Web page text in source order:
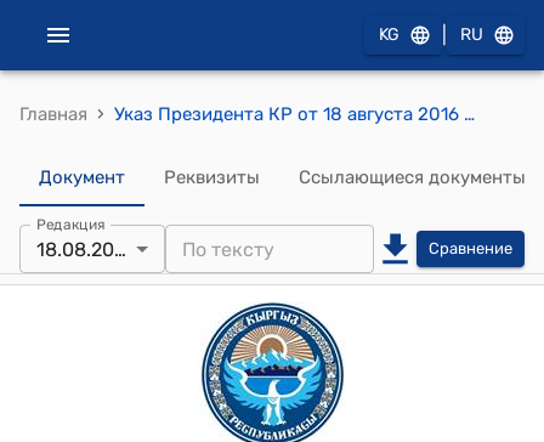
KG RU
Главная › Указ Президента КР от 18 августа 2016 года УП № 186 "О Султанове К.К."
Документ Реквизиты Ссылающиеся документы
Редакция
18.08.2016 Сравнение